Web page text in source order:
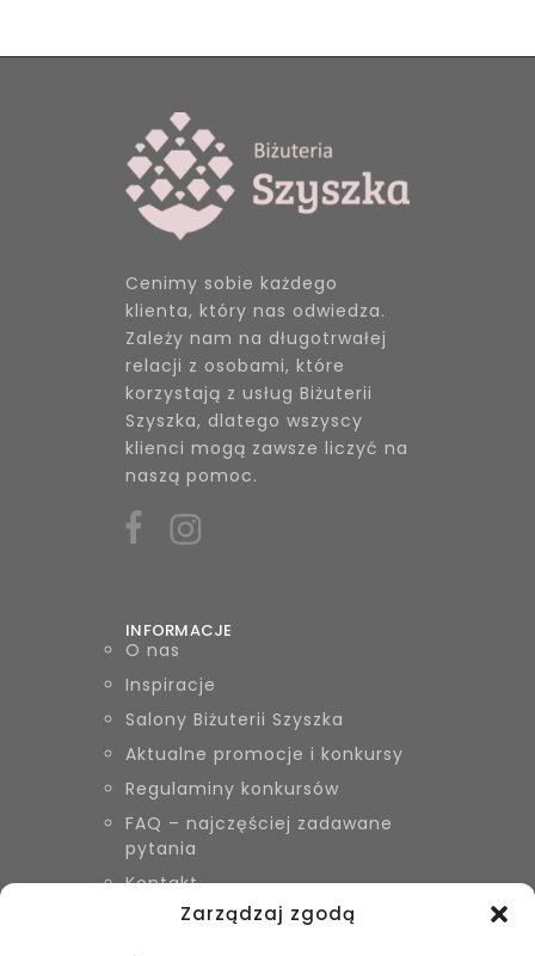
Zarządzaj zgodą
Cenimy sobie każdego
klienta, który nas odwiedza.
Zależy nam na długotrwałej
relacji z osobami, które
korzystają z usług Biżuterii
Szyszka, dlatego wszyscy
klienci mogą zawsze liczyć na
naszą pomoc.
INFORMACJE
O nas
Inspiracje
Salony Biżuterii Szyszka
Aktualne promocje i konkursy
Regulaminy konkursów
FAQ – najczęściej zadawane
pytania
Kontakt